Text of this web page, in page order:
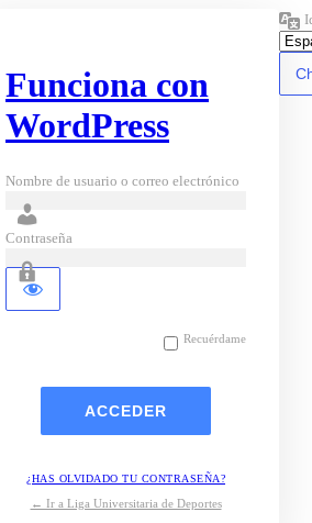
Funciona con
WordPress
Nombre de usuario o correo electrónico
Contraseña
Recuérdame
¿HAS OLVIDADO TU CONTRASEÑA?
← Ir a Liga Universitaria de Deportes